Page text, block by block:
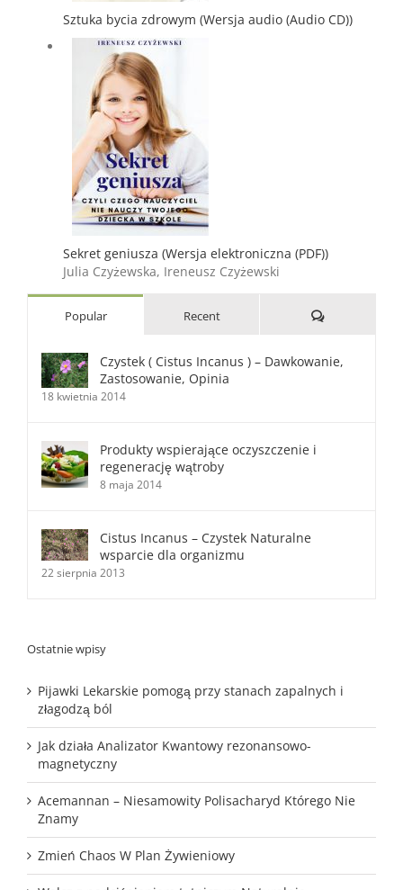
Sztuka bycia zdrowym (Wersja audio (Audio CD))
Sekret geniusza (Wersja elektroniczna (PDF))
Julia Czyżewska, Ireneusz Czyżewski
Popular Recent Comments
Czystek ( Cistus Incanus ) – Dawkowanie,
Zastosowanie, Opinia
18 kwietnia 2014
Produkty wspierające oczyszczenie i
regenerację wątroby
8 maja 2014
Cistus Incanus – Czystek Naturalne
wsparcie dla organizmu
22 sierpnia 2013
Ostatnie wpisy
Pijawki Lekarskie pomogą przy stanach zapalnych i
złagodzą ból
Jak działa Analizator Kwantowy rezonansowo-
magnetyczny
Acemannan – Niesamowity Polisacharyd Którego Nie
Znamy
Zmień Chaos W Plan Żywieniowy